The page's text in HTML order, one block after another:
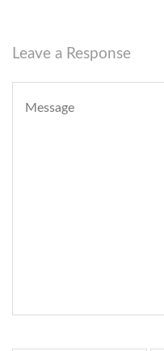
Leave a Response